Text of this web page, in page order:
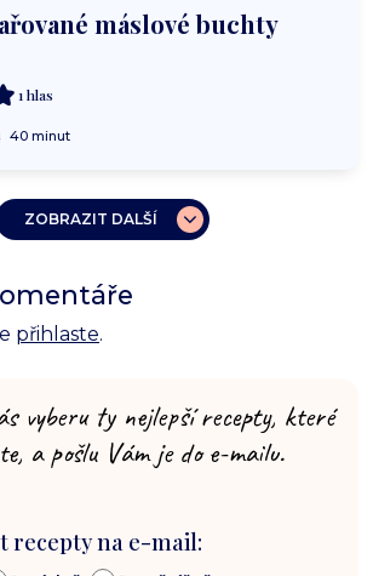
máslové buchty
1 hlas
40 minut
ZOBRAZIT DALŠÍ
přihlaste.
vyberu ty nejlepší recepty, které
a pošlu Vám je do e-mailu.
recepty na e-mail: